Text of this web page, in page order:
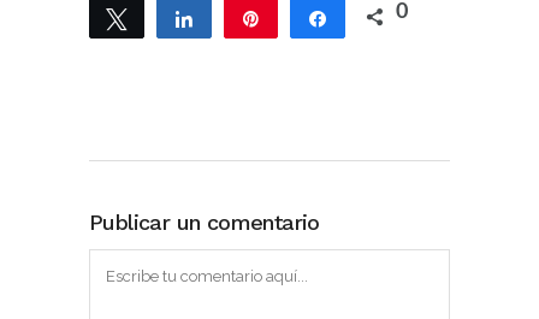
Twittear Compartir Compartir
0
Publicar un comentario